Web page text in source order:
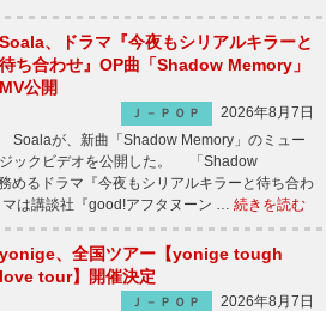
Soala、ドラマ『今夜もシリアルキラーと
待ち合わせ』OP曲「Shadow Memory」
MV公開
Ｊ－ＰＯＰ
2026年8月7日
Soalaが、新曲「Shadow Memory」のミュー
ジックビデオを公開した。 「Shadow
めるドラマ『今夜もシリアルキラーと待ち合わ
は講談社『good!アフタヌーン … 続きを読む
yonige、全国ツアー【yonige tough
love tour】開催決定
Ｊ－ＰＯＰ
2026年8月7日